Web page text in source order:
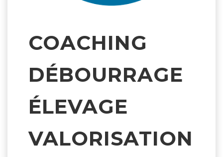
COACHING
DÉBOURRAGE
ÉLEVAGE
VALORISATION